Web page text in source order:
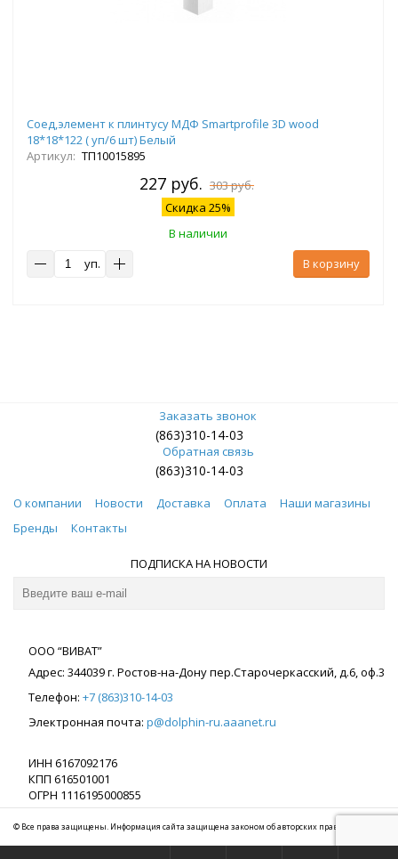
Соед,элемент к плинтусу МДФ Smartprofile 3D wood
18*18*122 ( уп/6 шт) Белый
Артикул: ТП10015895
227 руб. 303 руб.
Скидка 25%
В наличии
уп.
В корзину
Заказать звонок
(863)310-14-03
Обратная связь
(863)310-14-03
О компании Новости Доставка Оплата
Наши магазины
Бренды
Контакты
ПОДПИСКА НА НОВОСТИ
ООО “ВИВАТ”
Адрес: 344039г. Ростов-на-Донупер.Старочеркасский, д.6, оф.3
Телефон: +7 (863)310-14-03
Электронная почта: p@dolphin-ru.aaanet.ru
ИНН 6167092176
КПП 616501001
ОГРН 1116195000855
© Все права защищены. Информация сайта защищена законом об авторских правах.